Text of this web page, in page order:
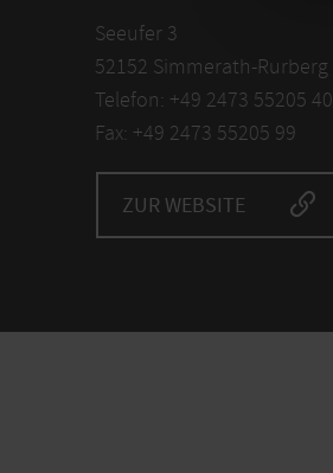
Seeufer 3
52152 Simmerath-Rurberg
Telefon: +49 2473 55205 40
Fax: +49 2473 55205 99
ZUR WEBSITE